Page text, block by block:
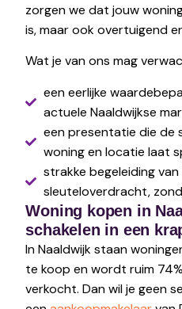
zorgen we dat jouw
is, maar ook overtuigend
Wat je van ons mag
een eerlijke
actuele Naaldwijkse
een presentatie die de
woning en locatie laat
strakke begeleiding
sleuteloverdracht,
Woning kopen in
schakelen in een
In Naaldwijk staan
te koop en wordt ruim
verkocht. Dan wil je geen